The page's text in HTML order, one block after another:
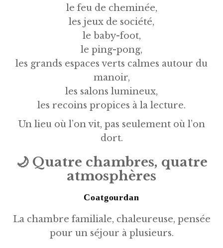
le feu de cheminée,
les jeux de société,
le baby-foot,
le ping-pong,
les grands espaces verts calmes autour du
manoir,
les salons lumineux,
les recoins propices à la lecture.
Un lieu où l’on vit, pas seulement où l’on
dort.
🌙 Quatre chambres, quatre
atmosphères
Coatgourdan
La chambre familiale, chaleureuse, pensée
pour un séjour à plusieurs.